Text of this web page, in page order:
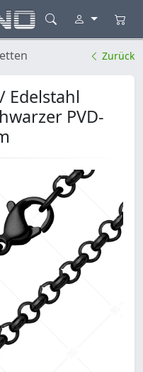
Zurück
Edelstahl
PVD-